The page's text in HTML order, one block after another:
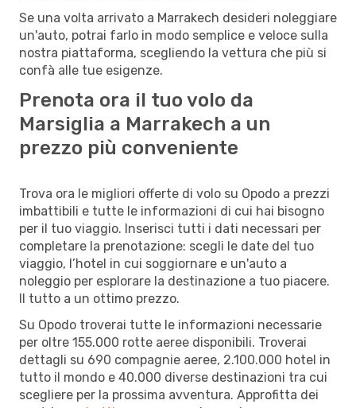
Se una volta arrivato a Marrakech desideri noleggiare
un'auto, potrai farlo in modo semplice e veloce sulla
nostra piattaforma, scegliendo la vettura che più si
confà alle tue esigenze.
Prenota ora il tuo volo da
Marsiglia a Marrakech a un
prezzo più conveniente
Trova ora le migliori offerte di volo su Opodo a prezzi
imbattibili e tutte le informazioni di cui hai bisogno
per il tuo viaggio. Inserisci tutti i dati necessari per
completare la prenotazione: scegli le date del tuo
viaggio, l’hotel in cui soggiornare e un'auto a
noleggio per esplorare la destinazione a tuo piacere.
Il tutto a un ottimo prezzo.
Su Opodo troverai tutte le informazioni necessarie
per oltre 155.000 rotte aeree disponibili. Troverai
dettagli su 690 compagnie aeree, 2.100.000 hotel in
tutto il mondo e 40.000 diverse destinazioni tra cui
scegliere per la prossima avventura. Approfitta dei